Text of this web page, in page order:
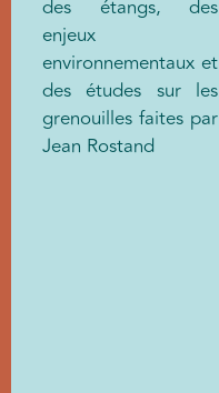
des étangs, des
enjeux
environnementaux et
des études sur les
grenouilles faites par
Jean Rostand